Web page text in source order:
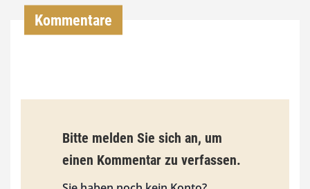
9
3
Kommentare
Bitte melden Sie sich an, um
einen Kommentar zu verfassen.